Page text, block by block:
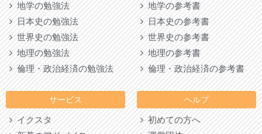
地学の勉強法
日本史の勉強法
世界史の勉強法
地理の勉強法
倫理・政治経済の勉強法
サービス
イクスタ
地学の参考書
日本史の参考書
世界史の参考書
地理の参考書
倫理・政治経済の参考書
ヘルプ
初めての方へ